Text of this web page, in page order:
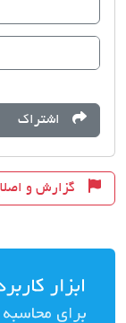
اشتراک
گزارش و